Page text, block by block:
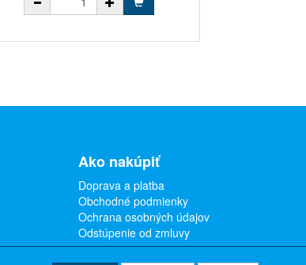
Ako nakúpiť
Doprava a platba
Obchodné podmienky
Ochrana osobných údajov
Odstúpenie od zmluvy